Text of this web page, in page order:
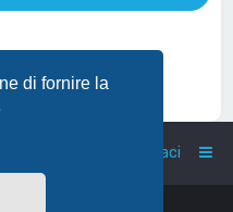
di fornire la
Contattaci